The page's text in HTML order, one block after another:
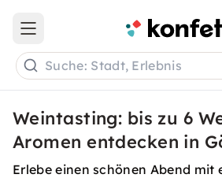
Open main menu
Suche: Stadt, Erlebnis
Weintasting: bis zu 6
Aromen entdecken in
Erlebe einen schönen Abend mit